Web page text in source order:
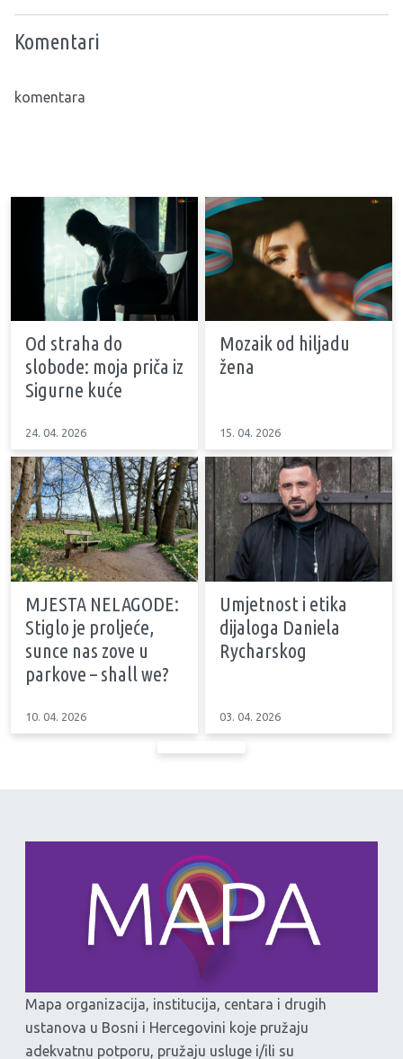
Komentari
komentara
Od straha do
slobode: moja priča iz
Sigurne kuće
24. 04. 2026
Mozaik od hiljadu
žena
15. 04. 2026
MJESTA NELAGODE:
Stiglo je proljeće,
sunce nas zove u
parkove – shall we?
10. 04. 2026
Umjetnost i etika
dijaloga Daniela
Rycharskog
03. 04. 2026
Mapa organizacija, institucija, centara i drugih
ustanova u Bosni i Hercegovini koje pružaju
adekvatnu potporu, pružaju usluge i/ili su